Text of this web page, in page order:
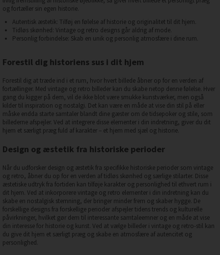
og fortæller sin egen historie.
Autentisk æstetik: Tilføj en følelse af historie og originalitet til dit hjem.
Tidløs skønhed: Vintage og retro designs går aldrig af mode.
Personlig forbindelse: Skab en unik og personlig atmosfære i dine rum.
Forestil dig historiens sus i dit hjem
Forestil dig at træde ind i et rum, hvor hvert billede åbner op for en verden af
fortællinger. Med vintage og retro billeder kan du skabe netop denne følelse. Hver
gang du kigger på dem, vil de ikke blot være smukke kunstværker, men også
kilder til inspiration og nostalgi. Det kan være en måde at vise din stil på eller
måske endda starte samtaler blandt dine gæster om de tidsepoker og stile, som
billederne afspejler. Ved at integrere disse elementer i din indretning, giver du dit
hjem et særligt præg fuld af karakter – et hjem med sjæl og historie.
Design og æstetik fra historiske perioder
Når du udforsker design og æstetik fra specifikke historiske perioder som vintage
og retro, åbner du op for en verden af tidløs skønhed og særlige stilarter. Disse
æstetiske udtryk fra fortiden kan tilføje karakter og personlighed til ethvert rum i
dit hjem. Ved at inkorporere vintage og retro elementer i din indretning kan du
skabe en nostalgisk stemning, der bringer minder frem og skaber hygge. De
forskellige designs fra forskellige perioder afspejler tidens trends og kulturelle
påvirkninger, hvilket gør dem til interessante samtaleemner og en måde at vise
din interesse for historie og kunst. Ved at vælge billeder i vintage og retro-stil kan
du give dit hjem et særligt præg og skabe en atmosfære af autencitet og
personlighed.